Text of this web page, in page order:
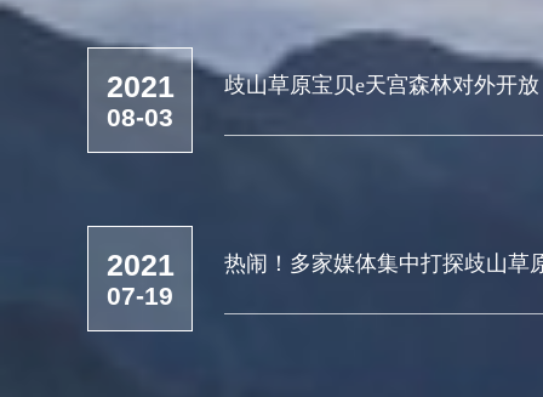
2021
08-03
歧山草原宝贝e天宫森林对外开
2021
07-19
热闹！多家媒体集中打探歧山草